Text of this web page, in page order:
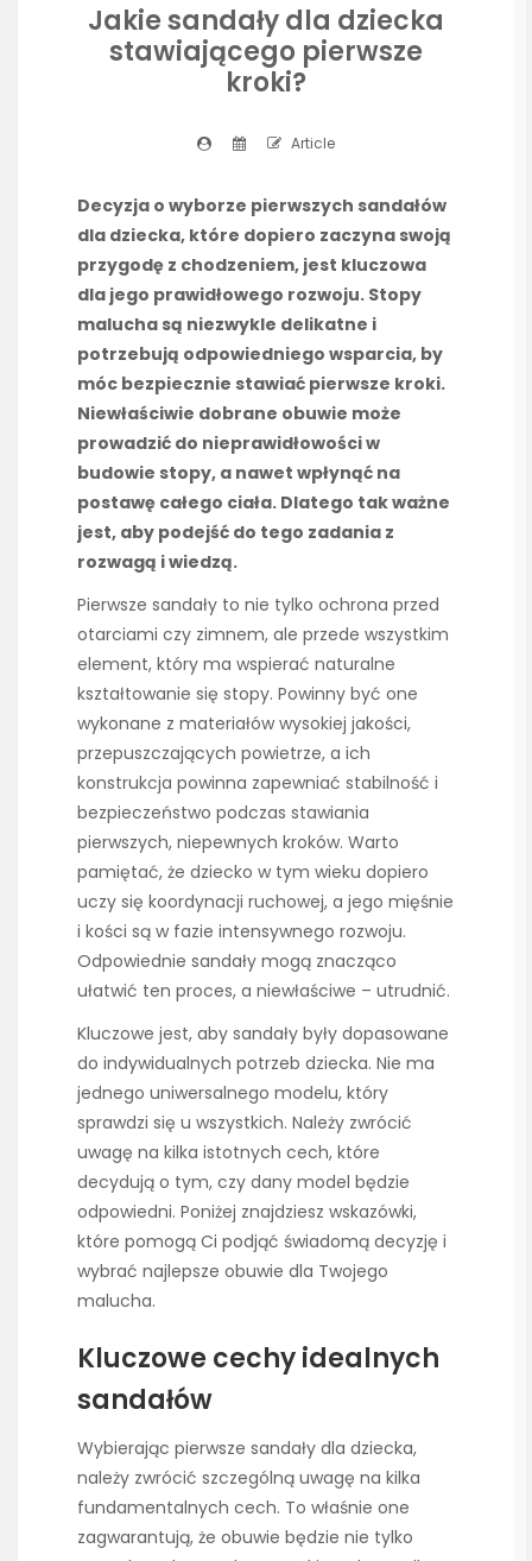
Jakie sandały dla dziecka
stawiającego pierwsze
kroki?
Article
Decyzja o wyborze pierwszych sandałów
dla dziecka, które dopiero zaczyna swoją
przygodę z chodzeniem, jest kluczowa
dla jego prawidłowego rozwoju. Stopy
malucha są niezwykle delikatne i
potrzebują odpowiedniego wsparcia, by
móc bezpiecznie stawiać pierwsze kroki.
Niewłaściwie dobrane obuwie może
prowadzić do nieprawidłowości w
budowie stopy, a nawet wpłynąć na
postawę całego ciała. Dlatego tak ważne
jest, aby podejść do tego zadania z
rozwagą i wiedzą.
Pierwsze sandały to nie tylko ochrona przed
otarciami czy zimnem, ale przede wszystkim
element, który ma wspierać naturalne
kształtowanie się stopy. Powinny być one
wykonane z materiałów wysokiej jakości,
przepuszczających powietrze, a ich
konstrukcja powinna zapewniać stabilność i
bezpieczeństwo podczas stawiania
pierwszych, niepewnych kroków. Warto
pamiętać, że dziecko w tym wieku dopiero
uczy się koordynacji ruchowej, a jego mięśnie
i kości są w fazie intensywnego rozwoju.
Odpowiednie sandały mogą znacząco
ułatwić ten proces, a niewłaściwe – utrudnić.
Kluczowe jest, aby sandały były dopasowane
do indywidualnych potrzeb dziecka. Nie ma
jednego uniwersalnego modelu, który
sprawdzi się u wszystkich. Należy zwrócić
uwagę na kilka istotnych cech, które
decydują o tym, czy dany model będzie
odpowiedni. Poniżej znajdziesz wskazówki,
które pomogą Ci podjąć świadomą decyzję i
wybrać najlepsze obuwie dla Twojego
malucha.
Kluczowe cechy idealnych
sandałów
Wybierając pierwsze sandały dla dziecka,
należy zwrócić szczególną uwagę na kilka
fundamentalnych cech. To właśnie one
zagwarantują, że obuwie będzie nie tylko